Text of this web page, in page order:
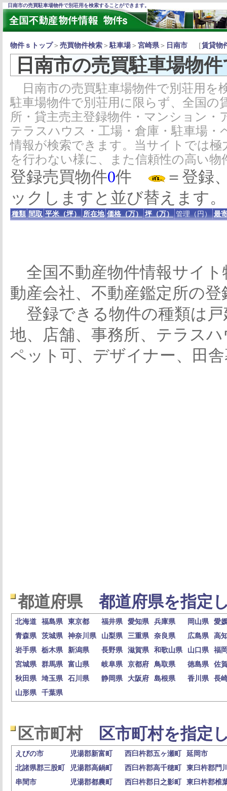
日南市の売買駐車場物件で別荘用を検索することができます。
物件ｓトップ＞ 売買物件検索 ＞駐車場 ＞ 宮崎県＞ 日南市 ［賃貸物
日南市の売買駐車場物
日南市の売買駐車場物件で別荘用を
駐車場物件で別荘用に限らず、全国の
所・貸主売主登録物件・マンション・
テラスハウス・工場・倉庫・駐車場
情報が検索できます。当サイトでは
を行わない様に、また信頼性の高い
登録売買物件0件
＝登録
ックしますと並び替えます。
種類 間取 平米（坪） 所在地 価格（万） 坪（万） 管理（円） 最
全国不動産物件情報サイト
動産会社、不動産鑑定所の
登録できる物件の種類は
地、店舗、事務所、テラス
ペット可、デザイナー、田
都道府県 都道府県を指定
北海道 福島県 東京都 福井県 愛知県 兵庫県 岡山県
愛
青森県
茨城県 神奈川県 山梨県 三重県 奈良県 広島県
高
岩手県
栃木県 新潟県 長野県 滋賀県 和歌山県 山口県
福
宮城県
群馬県 富山県 岐阜県 京都府 鳥取県 徳島県
佐
秋田県
埼玉県 石川県 静岡県 大阪府 島根県 香川県
長
山形県
千葉県
区市町村 区市町村を指定
えびの市 児湯郡新富町 西臼杵郡五ヶ瀬町
延岡市
北諸県郡三股町
児湯郡高鍋町 西臼杵郡高千穂町
東臼杵郡門
串間市
児湯郡都農町 西臼杵郡日之影町
東臼杵郡椎